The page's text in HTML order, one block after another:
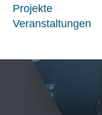
Projekte
Veranstaltungen